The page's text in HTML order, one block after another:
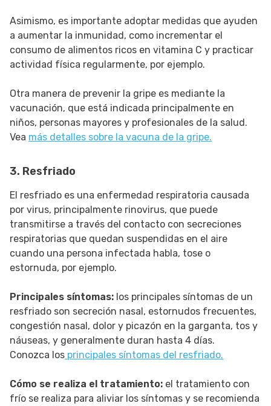
Asimismo, es importante adoptar medidas que ayuden
a aumentar la inmunidad, como incrementar el
consumo de alimentos ricos en vitamina C y practicar
actividad física regularmente, por ejemplo.
Otra manera de prevenir la gripe es mediante la
vacunación, que está indicada principalmente en
niños, personas mayores y profesionales de la salud.
Vea más detalles sobre la vacuna de la gripe.
3. Resfriado
El resfriado es una enfermedad respiratoria causada
por virus, principalmente rinovirus, que puede
transmitirse a través del contacto con secreciones
respiratorias que quedan suspendidas en el aire
cuando una persona infectada habla, tose o
estornuda, por ejemplo.
Principales síntomas: los principales síntomas de un
resfriado son secreción nasal, estornudos frecuentes,
congestión nasal, dolor y picazón en la garganta, tos y
náuseas, y generalmente duran hasta 4 días.
Conozca los principales síntomas del resfriado.
Cómo se realiza el tratamiento: el tratamiento con
frío se realiza para aliviar los síntomas y se recomienda